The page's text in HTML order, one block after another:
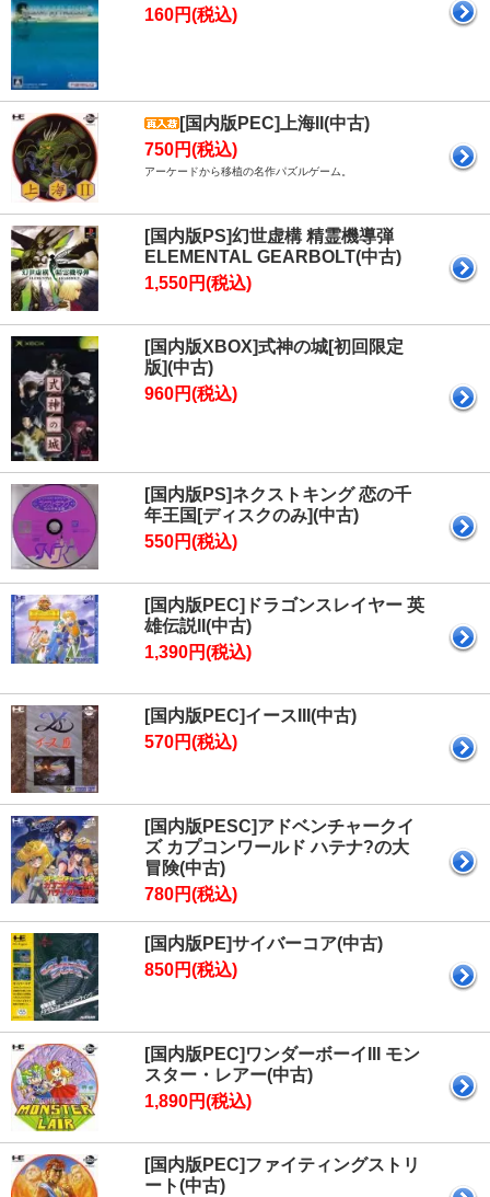
160円(税込)
[国内版PEC]上海II(中古)
750円(税込)
アーケードから移植の名作パズルゲーム。
[国内版PS]幻世虚構 精霊機導弾
ELEMENTAL GEARBOLT(中古)
1,550円(税込)
[国内版XBOX]式神の城[初回限定
版](中古)
960円(税込)
[国内版PS]ネクストキング 恋の千
年王国[ディスクのみ](中古)
550円(税込)
[国内版PEC]ドラゴンスレイヤー 英
雄伝説II(中古)
1,390円(税込)
[国内版PEC]イースIII(中古)
570円(税込)
[国内版PESC]アドベンチャークイ
ズ カプコンワールド ハテナ?の大
冒険(中古)
780円(税込)
[国内版PE]サイバーコア(中古)
850円(税込)
[国内版PEC]ワンダーボーイIII モン
スター・レアー(中古)
1,890円(税込)
[国内版PEC]ファイティングストリ
ート(中古)